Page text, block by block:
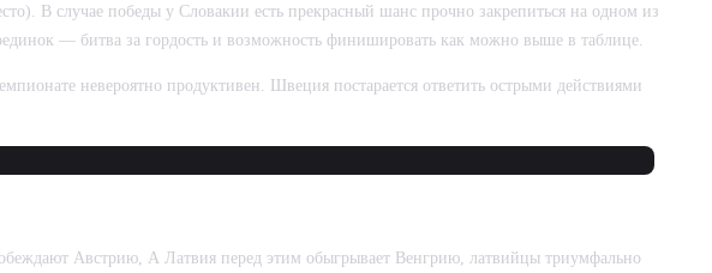
В случае победы у Словакии есть прекрасный шанс прочно закрепиться на одном из
— битва за гордость и возможность финишировать как можно выше в таблице.
невероятно продуктивен. Швеция постарается ответить острыми действиями
Австрию, А Латвия перед этим обыгрывает Венгрию, латвийцы триумфально